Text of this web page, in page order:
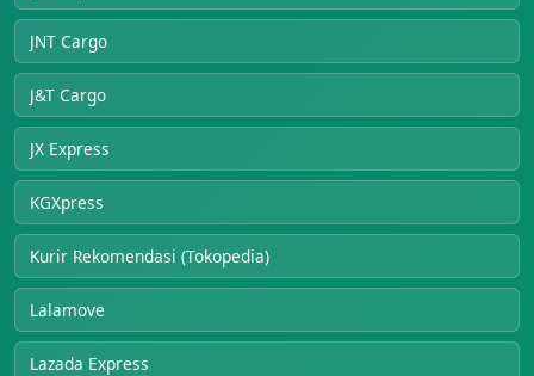
JNT Cargo
J&T Cargo
JX Express
KGXpress
Kurir Rekomendasi (Tokopedia)
Lalamove
Lazada Express